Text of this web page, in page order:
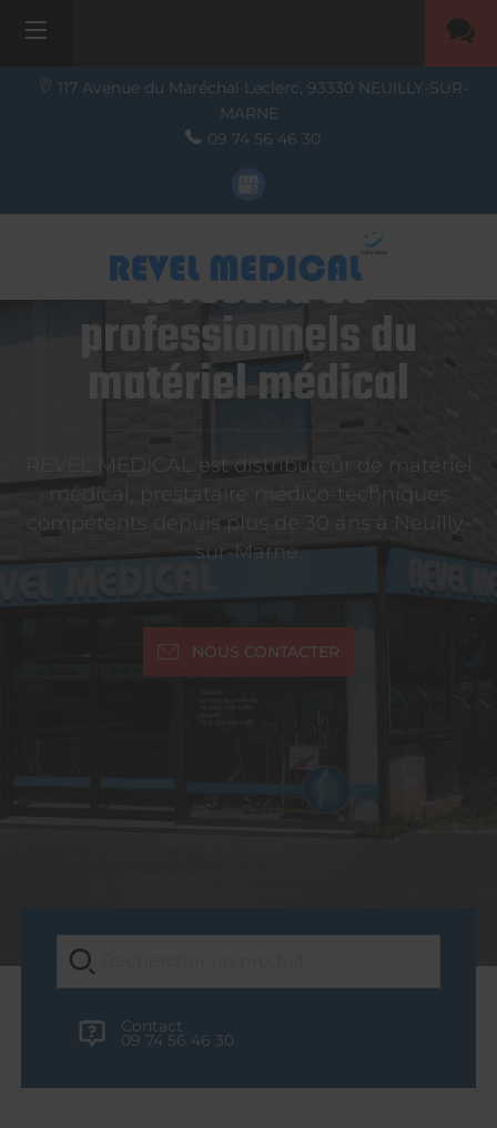
117 Avenue du Maréchal Leclerc, 93330 NEUILLY-SUR-
MARNE
09 74 56 46 30
Le réseau de
professionnels du
matériel médical
REVEL MEDICAL est distributeur de matériel
médical, prestataire médico-techniques
compétents depuis plus de 30 ans à Neuilly-
sur-Marne.
NOUS CONTACTER
Contact
09 74 56 46 30